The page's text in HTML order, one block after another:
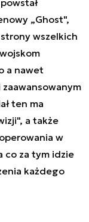
„Ghost",
wszelkich
a nawet
ten ma
a także
w
co za tym idzie
każdego